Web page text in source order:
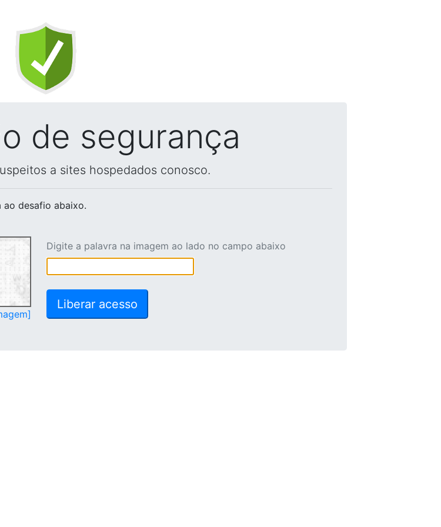
de segurança
a sites hospedados conosco.
ao desafio abaixo.
Digite a palavra na imagem ao lado no campo abaixo